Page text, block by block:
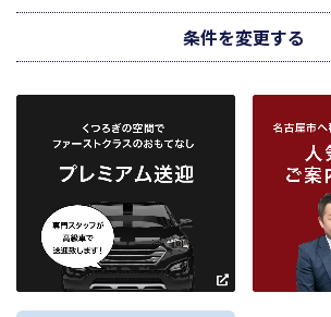
条件を変更する
市区町村